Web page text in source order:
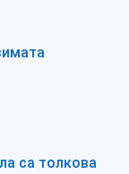
са толкова